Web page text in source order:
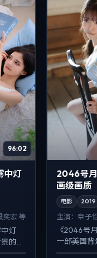
96:02
中灯
奕宏 等
中灯
的喜
由乌尔
2046号月
画级画质
电影 2019
主演： 章子
《2046号
一部美国背
2019年公